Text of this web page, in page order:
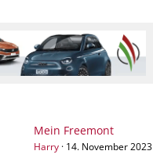
Mein Freemont
Harry 14. November 2023